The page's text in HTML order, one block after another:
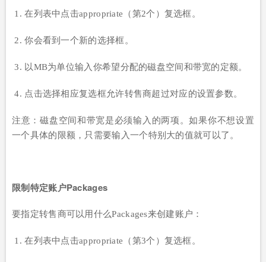
1. 在列表中点击appropriate（第2个）复选框。
2. 你会看到一个新的选择框。
3. 以MB为单位输入你希望分配的磁盘空间和带宽的定额。
4. 点击选择相应复选框允许转售商超过对应的设置参数。
注意：磁盘空间和带宽是必须输入的两项。如果你不想设置
一个具体的限额，只需要输入一个特别大的值就可以了。
限制特定账户Packages
要指定转售商可以用什么Packages来创建账户：
1. 在列表中点击appropriate（第3个）复选框。